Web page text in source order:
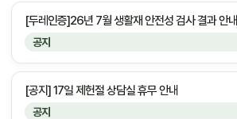
공지
[두레인증]26년 7월 생활재 안전성 검사 결과 안내
공지
[공지] 17일 제헌절 상담실 휴무 안내